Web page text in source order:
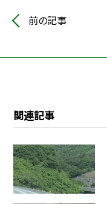
前の記事
関連記事